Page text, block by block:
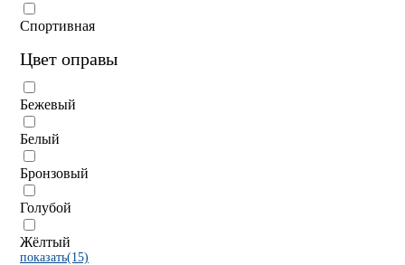
Спортивная
Цвет оправы
Бежевый
Белый
Бронзовый
Голубой
Жёлтый
показать(15)